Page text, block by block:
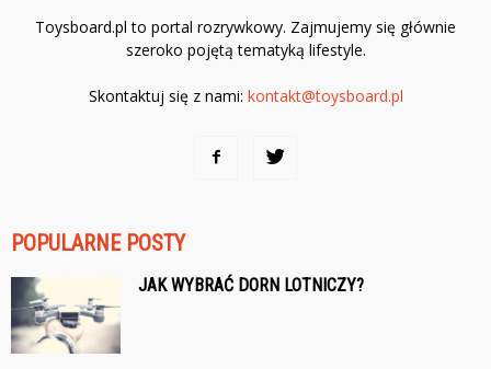
Toysboard.pl to portal rozrywkowy. Zajmujemy się głównie
szeroko pojętą tematyką lifestyle.
Skontaktuj się z nami: kontakt@toysboard.pl
POPULARNE POSTY
JAK WYBRAĆ DORN LOTNICZY?